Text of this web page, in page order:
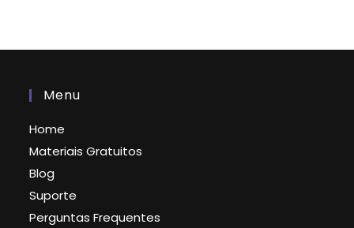
Menu
Home
Materiais Gratuitos
Blog
Suporte
Perguntas Frequentes